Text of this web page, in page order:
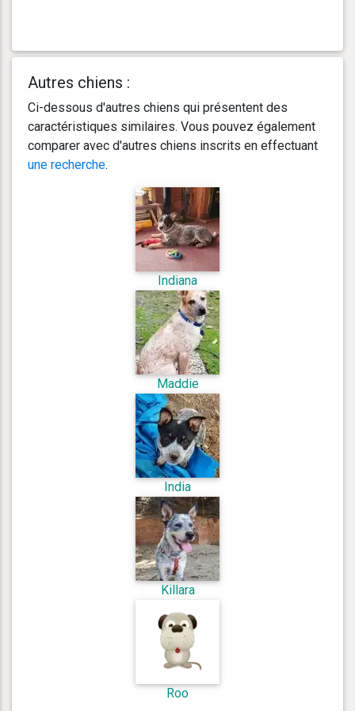
Autres chiens :
Ci-dessous d'autres chiens qui présentent des
caractéristiques similaires. Vous pouvez également
comparer avec d'autres chiens inscrits en effectuant
une recherche.
Indiana
Maddie
India
Killara
Roo